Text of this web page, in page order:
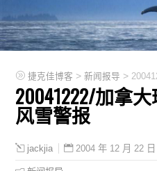
捷克佳博客 >新闻报导 >
20041222/加拿
风雪警报
jackjia 2004 年 12 月 22 日